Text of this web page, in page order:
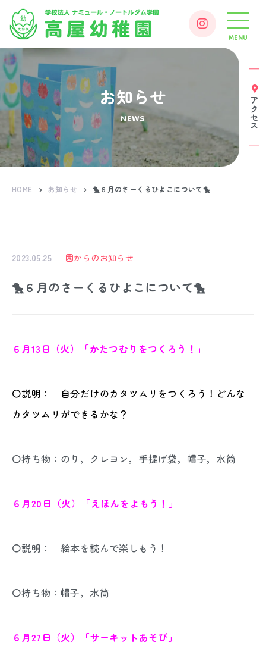
MENU
お知らせ
NEWS アクセス
HOME お知らせ 🐤６月のさーくるひよこについて🐤
2023.05.25 園からのお知らせ
🐤６月のさーくるひよこについて🐤
６月13日（火）「かたつむりをつくろう！」
〇説明： 自分だけのカタツムリをつくろう！どんな
カタツムリができるかな？
〇持ち物：のり，クレヨン，手提げ袋，帽子，水筒
６月20日（火）「えほんをよもう！」
〇説明： 絵本を読んで楽しもう！
〇持ち物：帽子，水筒
６月27日（火）「サーキットあそび」